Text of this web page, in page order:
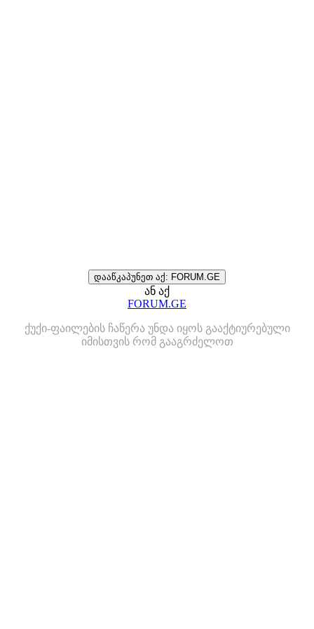
დააწკაპუნეთ აქ: FORUM.GE
ან აქ
FORUM.GE
ქუქი-ფაილების ჩაწერა უნდა იყოს გააქტიურებული
იმისთვის რომ გააგრძელოთ